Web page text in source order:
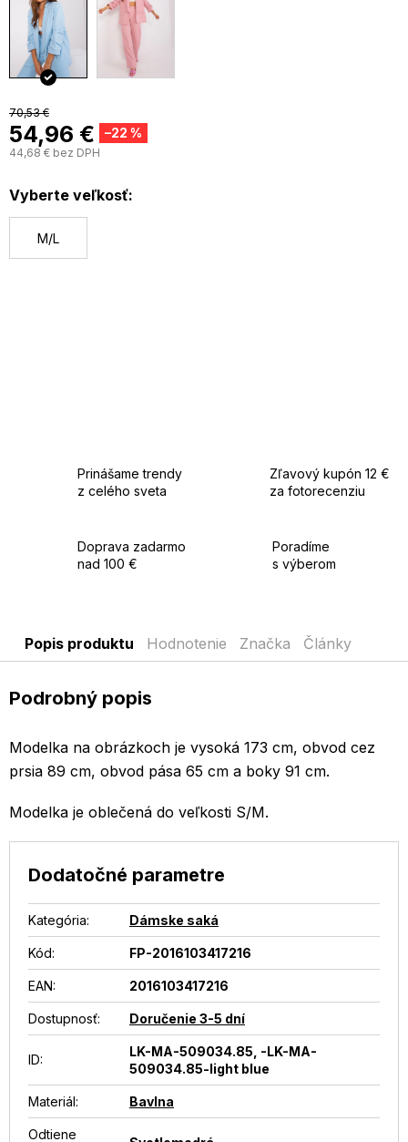
70,53 €
–22 %
54,96 €
44,68 € bez DPH
Vyberte veľkosť:
M/L
Prinášame trendy
z celého sveta
Zľavový kupón 12 €
za fotorecenziu
Doprava zadarmo
nad 100 €
Poradíme
s výberom
Popis produktu Hodnotenie Značka Články
Podrobný popis
Modelka na obrázkoch je vysoká 173 cm, obvod cez
prsia 89 cm, obvod pása 65 cm a boky 91 cm.
Modelka je oblečená do veľkosti S/M.
Dodatočné parametre
Kategória: Dámske saká
Kód: FP-2016103417216
EAN: 2016103417216
Dostupnosť: Doručenie 3-5 dní
ID:
LK-MA-509034.85, -LK-MA-
509034.85-light blue
Materiál: Bavlna
Odtiene